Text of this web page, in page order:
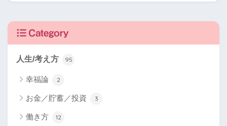
Category
人生/考え方 95
幸福論 2
お金／貯蓄／投資 3
働き方 12